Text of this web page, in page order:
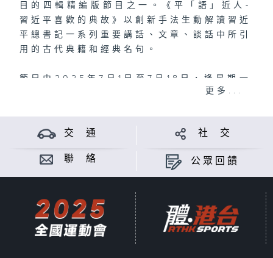
目的四輯精編版節目之一。《平「語」近人-
習近平喜歡的典故》以創新手法生動解讀習近
平總書記一系列重要講話、文章、談話中所引
用的古代典籍和經典名句。
節目由2025年7月1日至7月18日，逢星期一
至五，晚上8:25 ，港台電視31播出。更多...
交 通 社 交
聯 絡 公眾回饋